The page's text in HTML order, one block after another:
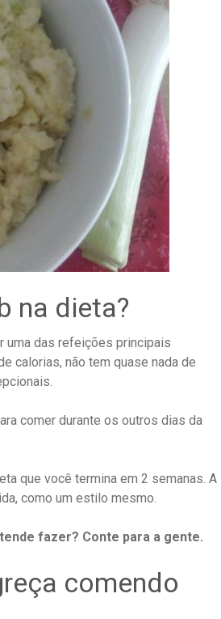
na dieta?
uma das refeições principais
calorias, não tem quase nada de
comer durante os outros dias da
que você termina em 2 semanas. A
como um estilo mesmo.
fazer? Conte para a gente.
comendo